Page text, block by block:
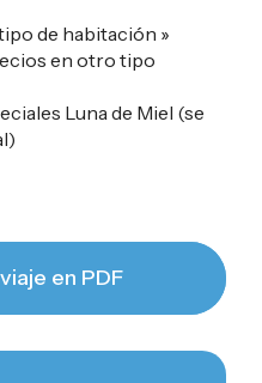
de habitación »
en otro tipo
Luna de Miel (se
en PDF